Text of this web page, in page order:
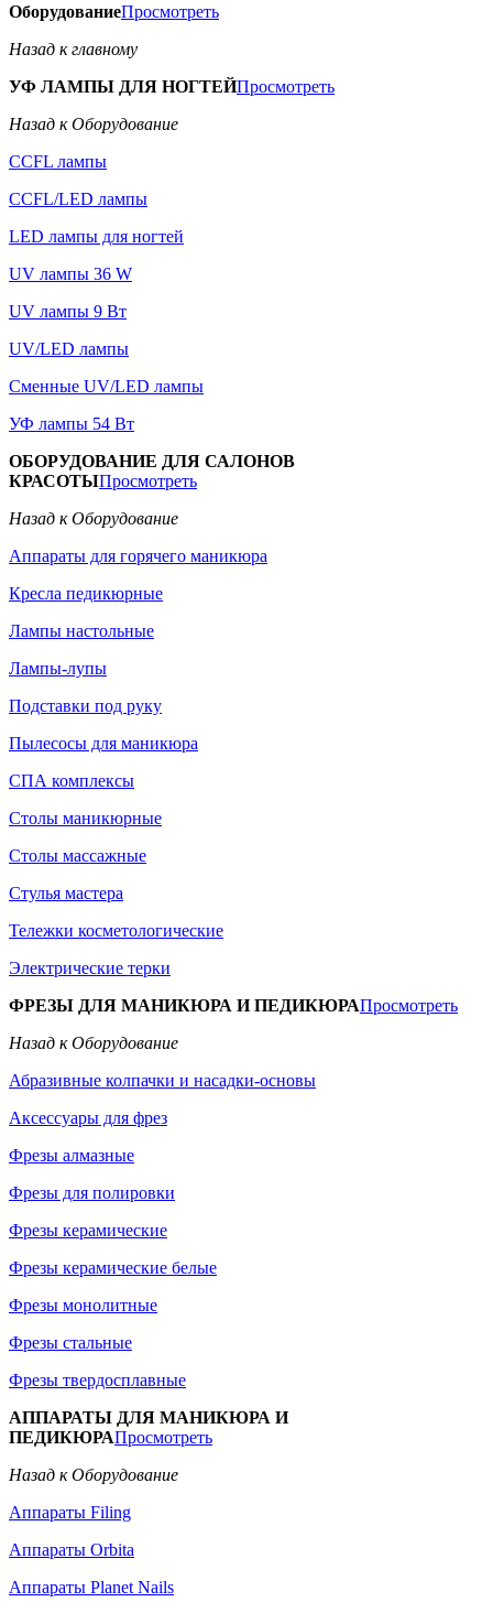
ОборудованиеПросмотреть
Назад к главному
УФ ЛАМПЫ ДЛЯ НОГТЕЙПросмотреть
Назад к Оборудование
CCFL лампы
CCFL/LED лампы
LED лампы для ногтей
UV лампы 36 W
UV лампы 9 Вт
UV/LED лампы
Сменные UV/LED лампы
УФ лампы 54 Вт
ОБОРУДОВАНИЕ ДЛЯ САЛОНОВ
КРАСОТЫПросмотреть
Назад к Оборудование
Аппараты для горячего маникюра
Кресла педикюрные
Лампы настольные
Лампы-лупы
Подставки под руку
Пылесосы для маникюра
СПА комплексы
Столы маникюрные
Столы массажные
Стулья мастера
Тележки косметологические
Электрические терки
ФРЕЗЫ ДЛЯ МАНИКЮРА И ПЕДИКЮРАПросмотреть
Назад к Оборудование
Абразивные колпачки и насадки-основы
Аксессуары для фрез
Фрезы алмазные
Фрезы для полировки
Фрезы керамические
Фрезы керамические белые
Фрезы монолитные
Фрезы стальные
Фрезы твердосплавные
АППАРАТЫ ДЛЯ МАНИКЮРА И
ПЕДИКЮРАПросмотреть
Назад к Оборудование
Аппараты Filing
Аппараты Orbita
Аппараты Planet Nails